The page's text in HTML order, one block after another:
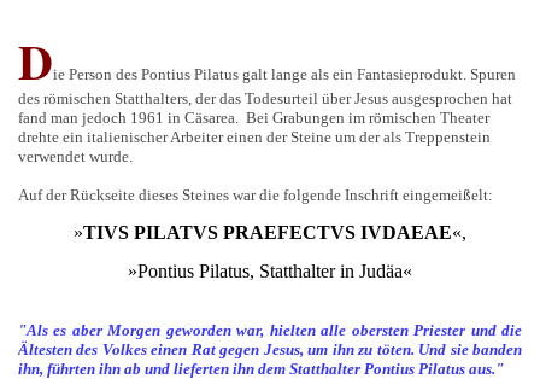
Die Person des Pontius Pilatus galt lange als ein Fantasieprodukt. Spuren
des römischen Statthalters, der das Todesurteil über Jesus ausgesprochen hat
fand man jedoch 1961 in Cäsarea. Bei Grabungen im römischen Theater
drehte ein italienischer Arbeiter einen der Steine um der als Treppenstein
verwendet wurde.
Auf der Rückseite dieses Steines war die folgende Inschrift eingemeißelt:
»TIVS PILATVS PRAEFECTVS IVDAEAE«,
»Pontius Pilatus, Statthalter in Judäa«
"Als es aber Morgen geworden war, hielten alle obersten Priester und die
Ältesten des Volkes einen Rat gegen Jesus, um ihn zu töten. Und sie banden
ihn, führten ihn ab und lieferten ihn dem Statthalter Pontius Pilatus aus."